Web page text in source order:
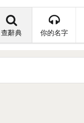
查辭典 你的名字